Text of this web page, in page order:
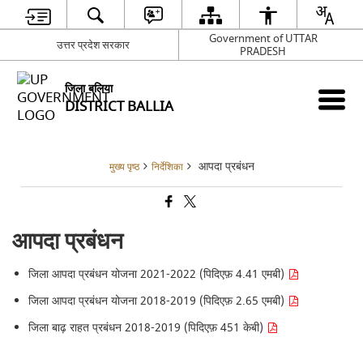
उत्तर प्रदेश सरकार
Government of UTTAR
PRADESH
जिला बलिया
DISTRICT BALLIA
मुख्य पृष्ठ निर्देशिका आपदा प्रबंधन
आपदा प्रबंधन
जिला आपदा प्रबंधन योजना 2021-2022 (पिदिएफ़ 4.41 एमबी)
जिला आपदा प्रबंधन योजना 2018-2019 (पिदिएफ़ 2.65 एमबी)
जिला बाढ़ राहत प्रबंधन 2018-2019 (पिदिएफ़ 451 केबी)